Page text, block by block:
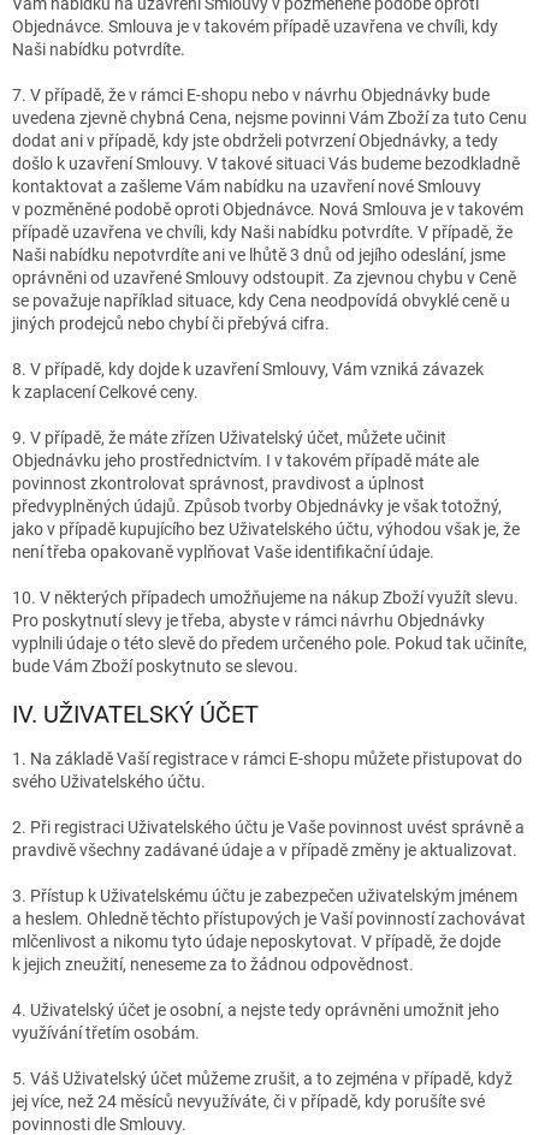
Objednávce. Smlouva je v takovém případě uzavřena ve chvíli, kdy
Naši nabídku potvrdíte.
7. V případě, že v rámci E-shopu nebo v návrhu Objednávky bude
uvedena zjevně chybná Cena, nejsme povinni Vám Zboží za tuto Cenu
dodat ani v případě, kdy jste obdrželi potvrzení Objednávky, a tedy
došlo k uzavření Smlouvy. V takové situaci Vás budeme bezodkladně
kontaktovat a zašleme Vám nabídku na uzavření nové Smlouvy
v pozměněné podobě oproti Objednávce. Nová Smlouva je v takovém
případě uzavřena ve chvíli, kdy Naši nabídku potvrdíte. V případě, že
Naši nabídku nepotvrdíte ani ve lhůtě 3 dnů od jejího odeslání, jsme
oprávněni od uzavřené Smlouvy odstoupit. Za zjevnou chybu v Ceně
se považuje například situace, kdy Cena neodpovídá obvyklé ceně u
jiných prodejců nebo chybí či přebývá cifra.
8. V případě, kdy dojde k uzavření Smlouvy, Vám vzniká závazek
k zaplacení Celkové ceny.
9. V případě, že máte zřízen Uživatelský účet, můžete učinit
Objednávku jeho prostřednictvím. I v takovém případě máte ale
povinnost zkontrolovat správnost, pravdivost a úplnost
předvyplněných údajů. Způsob tvorby Objednávky je však totožný,
jako v případě kupujícího bez Uživatelského účtu, výhodou však je, že
není třeba opakovaně vyplňovat Vaše identifikační údaje.
10. V některých případech umožňujeme na nákup Zboží využít slevu.
Pro poskytnutí slevy je třeba, abyste v rámci návrhu Objednávky
vyplnili údaje o této slevě do předem určeného pole. Pokud tak učiníte,
bude Vám Zboží poskytnuto se slevou.
IV. UŽIVATELSKÝ ÚČET
1. Na základě Vaší registrace v rámci E-shopu můžete přistupovat do
svého Uživatelského účtu.
2. Při registraci Uživatelského účtu je Vaše povinnost uvést správně a
pravdivě všechny zadávané údaje a v případě změny je aktualizovat.
3. Přístup k Uživatelskému účtu je zabezpečen uživatelským jménem
a heslem. Ohledně těchto přístupových je Vaší povinností zachovávat
mlčenlivost a nikomu tyto údaje neposkytovat. V případě, že dojde
k jejich zneužití, neneseme za to žádnou odpovědnost.
4. Uživatelský účet je osobní, a nejste tedy oprávněni umožnit jeho
využívání třetím osobám.
5. Váš Uživatelský účet můžeme zrušit, a to zejména v případě, když
jej více, než 24 měsíců nevyužíváte, či v případě, kdy porušíte své
povinnosti dle Smlouvy.